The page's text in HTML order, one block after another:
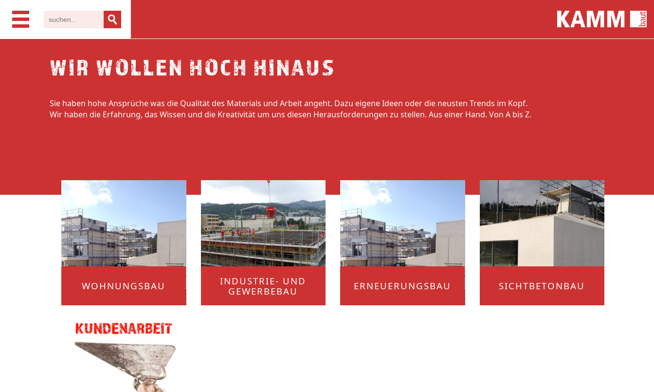
WIR WOLLEN HOCH HINAUS
Sie haben hohe Ansprüche was die Qualität des Materials und Arbeit angeht. Dazu eigene Ideen oder die neusten Trends im Kopf.
Wir haben die Erfahrung, das Wissen und die Kreativität um uns diesen Herausforderungen zu stellen. Aus einer Hand. Von A bis Z.
WOHNUNGSBAU
INDUSTRIE- UND
GEWERBEBAU
ERNEUERUNGSBAU SICHTBETONBAU